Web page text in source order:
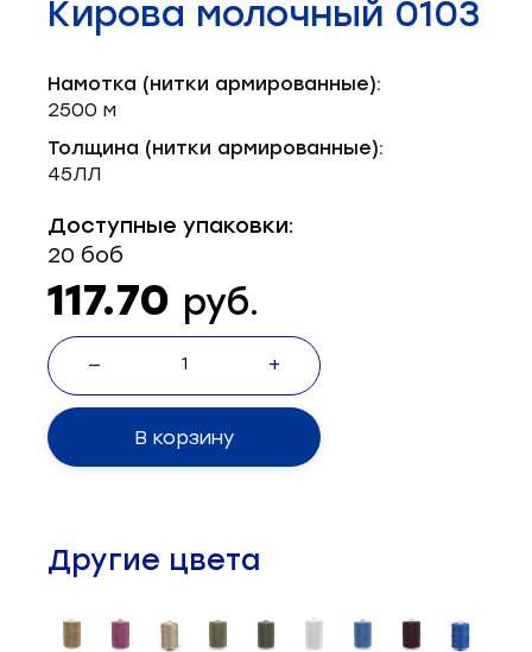
Запчасти для швейного оборудования
Запчасти: иглы
Установочное оборудование
Кирова молочный 0103
Намотка (нитки армированные):
2500 м
Толщина (нитки армированные):
45ЛЛ
Доступные упаковки:
20 боб
117.70 руб.
— +
В корзину
Другие цвета